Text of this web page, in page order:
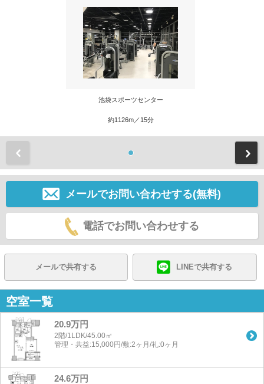
池袋スポーツセンター
約1126m／15分
メールでお問い合わせする(無料)
電話でお問い合わせする
メールで共有する LINEで共有する
空室一覧
20.9万円
2階/1LDK/45.00㎡
管理・共益:15,000円/敷:2ヶ月/礼:0ヶ月
24.6万円